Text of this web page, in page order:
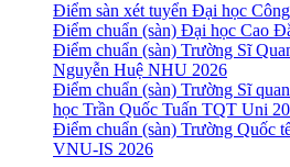
Điểm sàn xét tuyển Đại học
Điểm chuẩn (sàn) Đại học Cao
Điểm chuẩn (sàn) Trường Sĩ
Nguyễn Huệ NHU 2026
Điểm chuẩn (sàn) Trường Sĩ
học Trần Quốc Tuấn TQT Uni
Điểm chuẩn (sàn) Trường Quốc
VNU-IS 2026